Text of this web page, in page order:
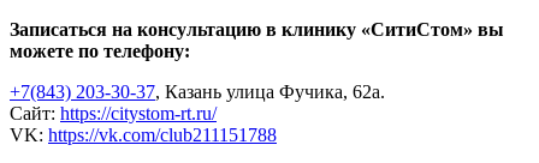
Записаться на консультацию в клинику «СитиСтом» вы
можете по телефону:
+7(843) 203-30-37, Казань улица Фучика, 62а.
Сайт: https://citystom-rt.ru/
VK: https://vk.com/club211151788